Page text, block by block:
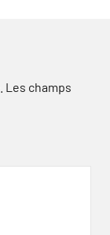
Les champs